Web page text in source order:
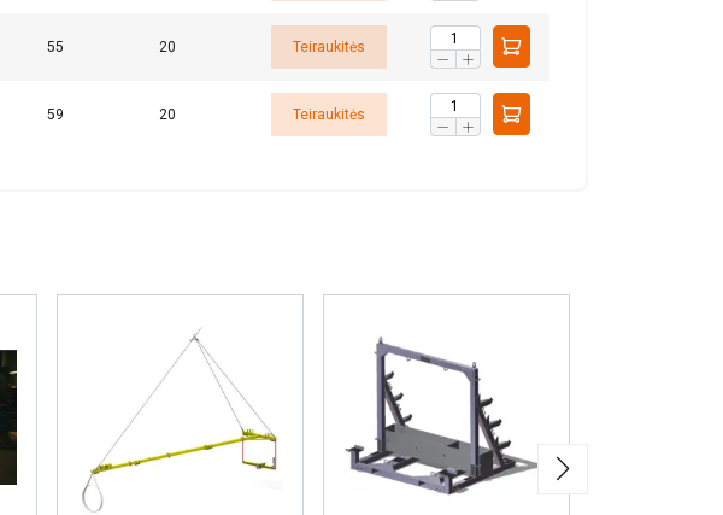
55 20 Teiraukitės
59 20 Teiraukitės